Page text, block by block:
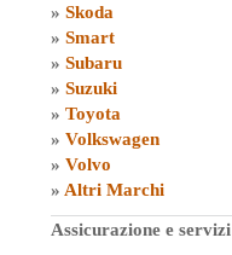
» Skoda
» Smart
» Subaru
» Suzuki
» Toyota
» Volkswagen
» Volvo
» Altri Marchi
Assicurazione e servizi